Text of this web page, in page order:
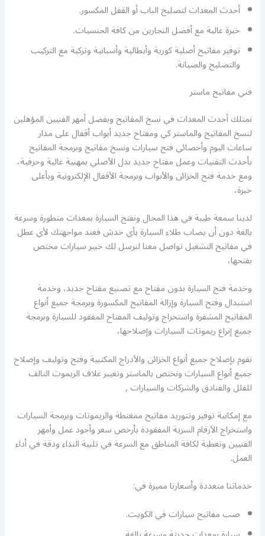
أحدث المعدات لتصليح الباب أو القفل المكسور.
خبرة عالية مع أفضل النجارين من كافة الجنسيات.
توفير مفاتيح أصلية كورية وأيطالية وأسبانية وتركية مع التركيب
والتصليح والصيانة.
فني مفاتيح ماستر
نمتلك أحدث المعدات في نسخ المفاتيح وبفضل أمهر الفنيين المؤهلين
لنسخ المفاتيح والماستر كي ومفتاح جديد أبواب أقفال على مدار
ساعات اليوم وأخصائي فتح سيارات ونسخ مفاتيح وبرمجة المفاتيح
بأحدث التقنيات وعمل مفتاح جديد بدل الأصلي بمهنية عالية وحرفية،
ومع خدمة فتح الخزائن والأبواب وبرمجة الأقفال الإلكترونية وبأعلى
خبرة،
لدينا سمعة طيبة في هذا المجال ونفتح السيارة بمعدات متطورة وسرعة
بالغة دون أن يصاب طلاء السيارة بأي خدش فعند مواجهتك لأي عطل
في مفاتيح التشغيل تواصل معنا لنرسل لك خبير سيارات مختص
بفتحها،
وخدمة فتح السيارة بدون مفتاح مع تصنيع مفتاح جديد، وخدمة
استبدال وفتح السيارة وإزالة المفاتيح المكسورة وبرمجة جميع أنواع
المفاتيح المشفرة واستخراج وتوليف المفتاح المفقود للسيارة وبرمجة
جميع إنراع ريموتات السيارات وإصلاحها،
نقوم بإصلاح جميع أنواع الخزائن والأدراج المكتبية وفتح وتوليف وإصلاح
جميع أنواع السيارات ونختص بالماستر وتغيير غلاف الريموت التالف
للفلل والفنادق والشركات والسيارات ,
مع إمكانية توفير وتتوريد مفاتيح ممغنطة والريموتات وبرمجة السيارات
واستخراج الأرقام السرية المفقودة بأرخص سعر وأجود عمل وأمهر
الفنيين وتغطية لكافة المناطق مع السرعة في تلبية النداء ودقة في أداء
العمل.
خدماتنا متعددة وأسعارنا مميزة في:
صب مفاتيح سيارات في الكويت.